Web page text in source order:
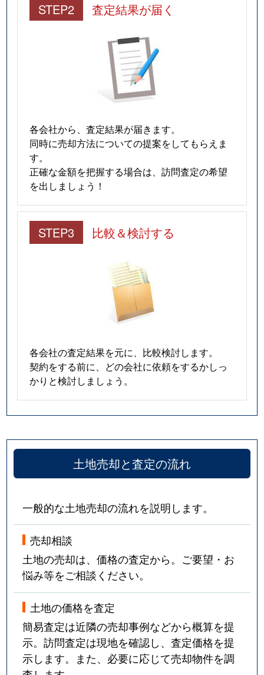
STEP2 査定結果が届く
各会社から、査定結果が届きます。
同時に売却方法についての提案をしてもらえま
す。
正確な金額を把握する場合は、訪問査定の希望
を出しましょう！
STEP3 比較＆検討する
各会社の査定結果を元に、比較検討します。
契約をする前に、どの会社に依頼をするかしっ
かりと検討しましょう。
土地売却と査定の流れ
一般的な土地売却の流れを説明します。
売却相談
土地の売却は、価格の査定から。ご要望・お
悩み等をご相談ください。
土地の価格を査定
簡易査定は近隣の売却事例などから概算を提
示。訪問査定は現地を確認し、査定価格を提
示します。また、必要に応じて売却物件を調